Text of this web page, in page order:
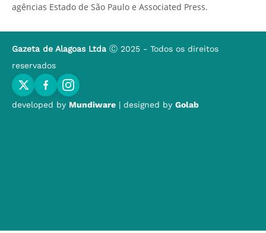
agências Estado de São Paulo e Associated Press.
Gazeta de Alagoas Ltda Ⓒ 2025 - Todos os direitos
reservados
developed by Mundiware | designed by Golab